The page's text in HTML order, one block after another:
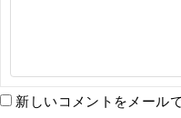
新しいコメントをメール